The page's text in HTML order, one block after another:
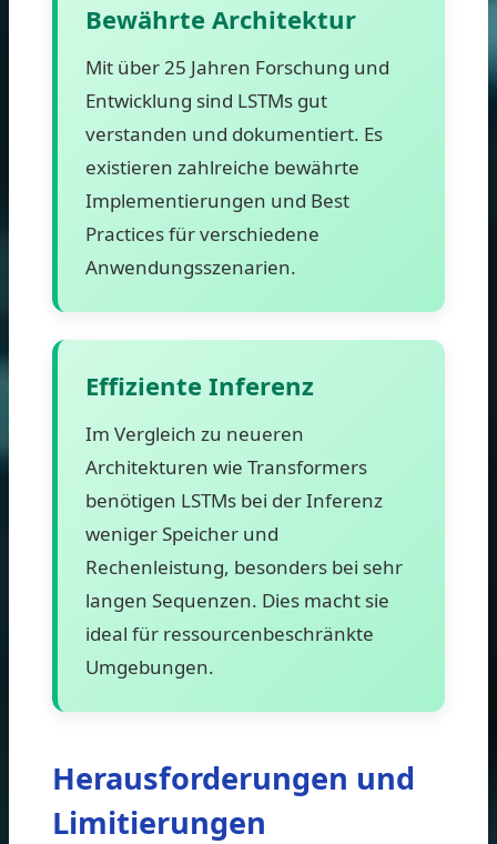
Bewährte Architektur
Mit über 25 Jahren Forschung und
Entwicklung sind LSTMs gut
verstanden und dokumentiert. Es
existieren zahlreiche bewährte
Implementierungen und Best
Practices für verschiedene
Anwendungsszenarien.
Effiziente Inferenz
Im Vergleich zu neueren
Architekturen wie Transformers
benötigen LSTMs bei der Inferenz
weniger Speicher und
Rechenleistung, besonders bei sehr
langen Sequenzen. Dies macht sie
ideal für ressourcenbeschränkte
Umgebungen.
Herausforderungen und
Limitierungen